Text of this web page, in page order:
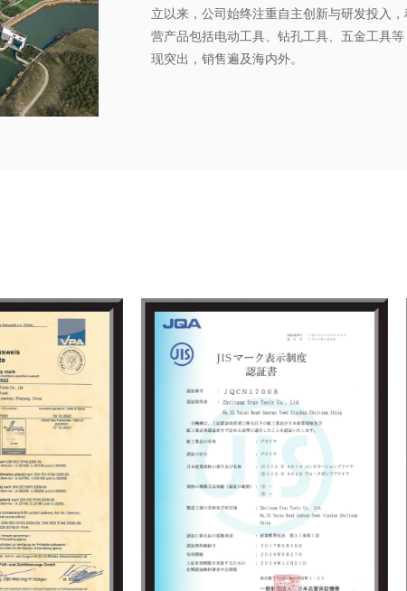
立以来，公司始终注重自主创新与研发投入
营产品包括电动工具、钻孔工具、五金工具
现突出，销售遍及海内外。